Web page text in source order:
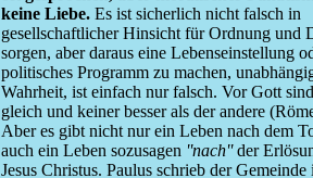
keine Liebe.Es ist sicherlich nicht falsch in
gesellschaftlicher Hinsicht für Ordnung und
sorgen, aber daraus eine Lebenseinstellung
politisches Programm zu machen,
Wahrheit, ist einfach nur falsch. Vor Gott
gleich und keiner besser als der andere
Aber es gibt nicht nur ein Leben nach dem
auch ein Leben sozusagen ''nach''der
Jesus Christus. Paulus schrieb der Gemeinde